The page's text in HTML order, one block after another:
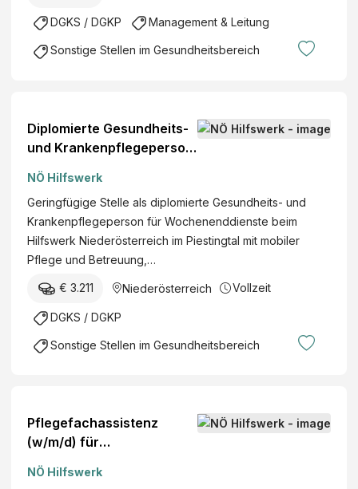
DGKS / DGKP Management & Leitung
Sonstige Stellen im Gesundheitsbereich
Diplomierte Gesundheits-
und Krankenpflegeperson
(geringfügig) (w/m/d)
NÖ Hilfswerk
Geringfügige Stelle als diplomierte Gesundheits- und
Krankenpflegeperson für Wochenenddienste beim
Hilfswerk Niederösterreich im Piestingtal mit mobiler
Pflege und Betreuung,…
€ 3.211 Niederösterreich Vollzeit
DGKS / DGKP
Sonstige Stellen im Gesundheitsbereich
Pflegefachassistenz
(w/m/d) für
Wochenenddienste
NÖ Hilfswerk